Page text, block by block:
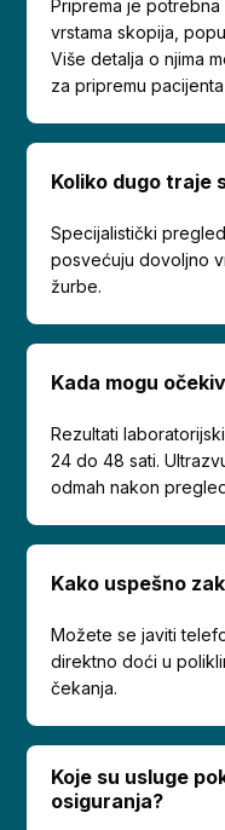
Priprema je
vrstama skopija,
Više detalja o njima
za pripremu
Koliko dugo traje
Specijalistički
posvećuju dovoljno
žurbe.
Kada mogu
Rezultati
24 do 48 sati.
odmah nakon
Kako uspešno
Možete se javiti
direktno doći u
čekanja.
Koje su usluge
osiguranja?